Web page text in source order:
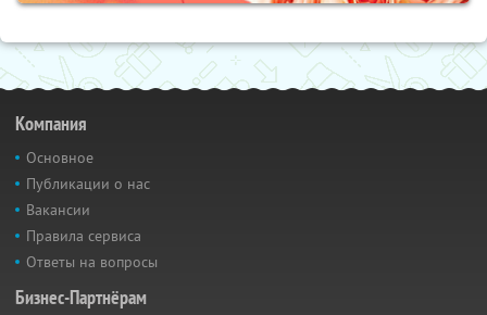
Компания
Основное
Публикации о нас
Вакансии
Правила сервиса
Ответы на вопросы
Бизнес-Партнёрам